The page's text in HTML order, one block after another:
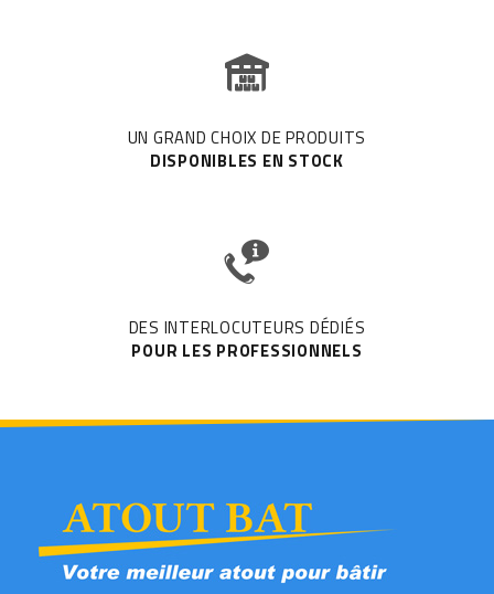
UN GRAND CHOIX DE PRODUITS
DISPONIBLES EN STOCK
DES INTERLOCUTEURS DÉDIÉS
POUR LES PROFESSIONNELS